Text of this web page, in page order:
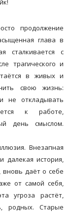
продолжение
глава в
сталкивается с
трагического и
в живых и
свою жизнь:
не откладывать
к работе,
день смыслом.
Внезапная
далекая история,
вновь даёт о себе
от самой себя,
угроза растёт,
родных. Старые